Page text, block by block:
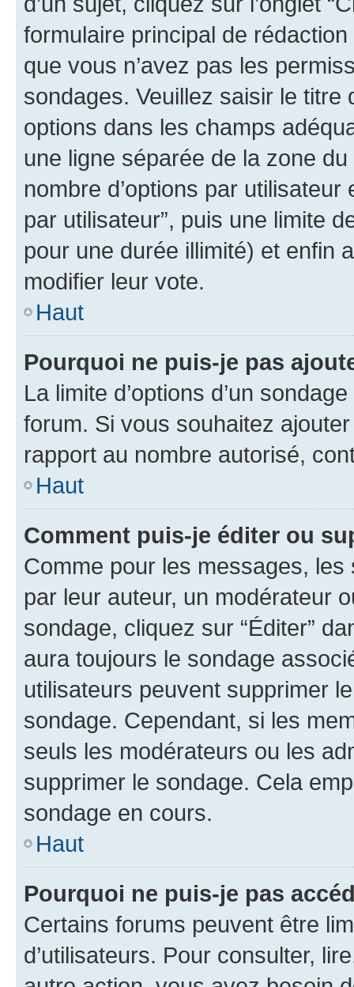
formulaire principal de
que vous n’avez pas les
sondages. Veuillez saisir le
options dans les champs
une ligne séparée de la zone
nombre d’options par
par utilisateur”, puis une limite
pour une durée illimité) et enfin
modifier leur vote.
Haut
Pourquoi ne puis-je pas
La limite d’options d’un
forum. Si vous souhaitez
rapport au nombre autorisé,
Haut
Comment puis-je éditer ou
Comme pour les messages,
par leur auteur, un modérateur
sondage, cliquez sur “Éditer”
aura toujours le sondage
utilisateurs peuvent supprimer
sondage. Cependant, si les
seuls les modérateurs ou les
supprimer le sondage. Cela
sondage en cours.
Haut
Pourquoi ne puis-je pas
Certains forums peuvent être
d’utilisateurs. Pour consulter,